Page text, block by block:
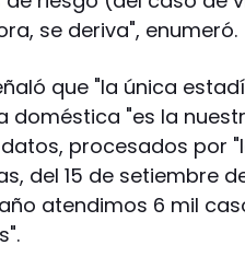
se deriva", enumeró.
que "la única
doméstica "es la
procesados por
del 15 de setiembre
atendimos 6 mil